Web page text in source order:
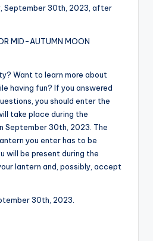
September 30th, 2023, after
MID-AUTUMN MOON
Want to learn more about
having fun? If you answered
you should enter the
take place during the
September 30th, 2023. The
you enter has to be
will be present during the
lantern and, possibly, accept
30th, 2023.